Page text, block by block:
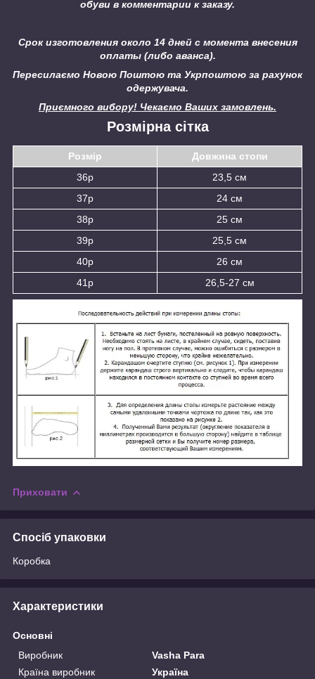
обуви в комментарии к заказу.
Срок изготовления около 14 дней с момента внесения
оплаты (либо аванса).
Пересилаємо Новою Поштою та Укрпоштою за рахунок
одержувача.
Приємного вибору! Чекаємо Ваших замовлень.
Розмірна сітка
Розмір
Довжина стопи
36р
23,5 см
37р
24 см
38р
25 см
39р
25,5 см
40р
26 см
41р
26,5-27 см
Приховати
Спосіб упаковки
Коробка
Характеристики
Основні
Виробник
Vasha Para
Країна виробник
Україна